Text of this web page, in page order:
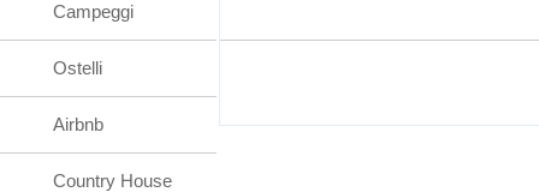
Campeggi
Ostelli
Airbnb
Country House